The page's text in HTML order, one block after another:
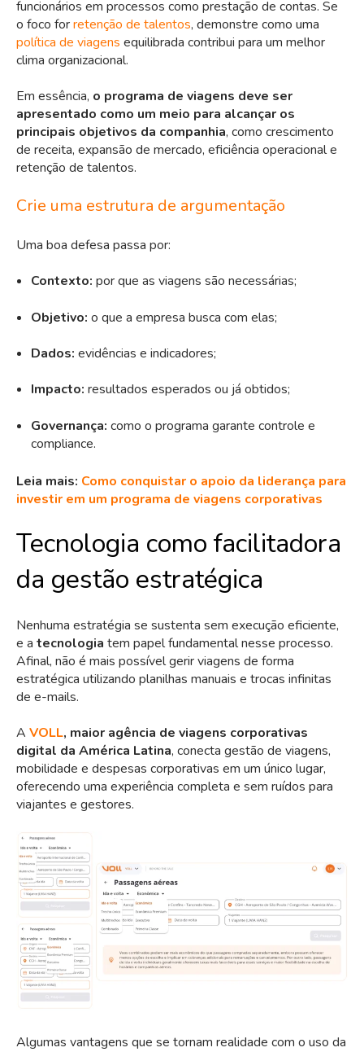
funcionários em processos como prestação de contas. Se
o foco forretenção de talentos, demonstre como uma
política de viagens equilibrada contribui para um melhor
clima organizacional.
Em essência, o programa de viagens deve ser
apresentado como um meio para alcançar os
principais objetivos da companhia, como crescimento
de receita, expansão de mercado, eficiência operacional e
retenção de talentos.
Crie uma estrutura de argumentação
Uma boa defesa passa por:
Contexto: por que as viagens são necessárias;
Objetivo: o que a empresa busca com elas;
Dados: evidências e indicadores;
Impacto: resultados esperados ou já obtidos;
Governança: como o programa garante controle e
compliance.
Leia mais: Como conquistar o apoio da liderança para
investir em um programa de viagens corporativas
Tecnologia como facilitadora
da gestão estratégica
Nenhuma estratégia se sustenta sem execução eficiente,
e a tecnologia tem papel fundamental nesse processo.
Afinal, não é mais possível gerir viagens de forma
estratégica utilizando planilhas manuais e trocas infinitas
de e-mails.
A VOLL, maior agência de viagens corporativas
digital da América Latina, conecta gestão de viagens,
mobilidade e despesas corporativas em um único lugar,
oferecendo uma experiência completa e sem ruídos para
viajantes e gestores.
Algumas vantagens que se tornam realidade com o uso da